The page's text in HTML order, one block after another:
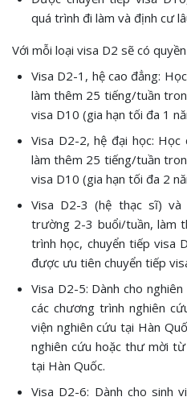
quá trình đi làm và định cư
Với mỗi loại visa D2 sẽ có
Visa D2-1, hệ cao đẳng:
làm thêm 25 tiếng/tuần
visa D10 (gia hạn tối đa 1
Visa D2-2, hệ đại học:
làm thêm 25 tiếng/tuần
visa D10 (gia hạn tối đa 2
Visa D2-3 (hệ thạc sĩ)
trường 2-3 buổi/tuần, làm
trình học, chuyển tiếp visa
được ưu tiên chuyển tiếp
Visa D2-5: Dành cho
các chương trình nghiên
viện nghiên cứu tại Hàn
nghiên cứu hoặc thư mời
tại Hàn Quốc.
Visa D2-6: Dành cho sinh